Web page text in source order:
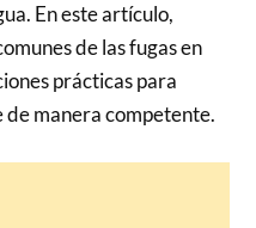
En este artículo,
de las fugas en
prácticas para
manera competente.